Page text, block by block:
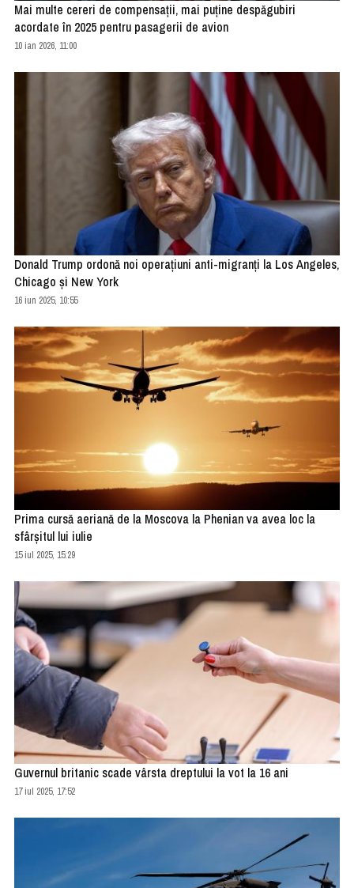
Mai multe cereri de compensaţii, mai puţine despăgubiri
acordate în 2025 pentru pasagerii de avion
10 ian 2026, 11:00
Donald Trump ordonă noi operaţiuni anti-migranţi la Los Angeles,
Chicago şi New York
16 iun 2025, 10:55
Prima cursă aeriană de la Moscova la Phenian va avea loc la
sfârşitul lui iulie
15 iul 2025, 15:29
Guvernul britanic scade vârsta dreptului la vot la 16 ani
17 iul 2025, 17:52